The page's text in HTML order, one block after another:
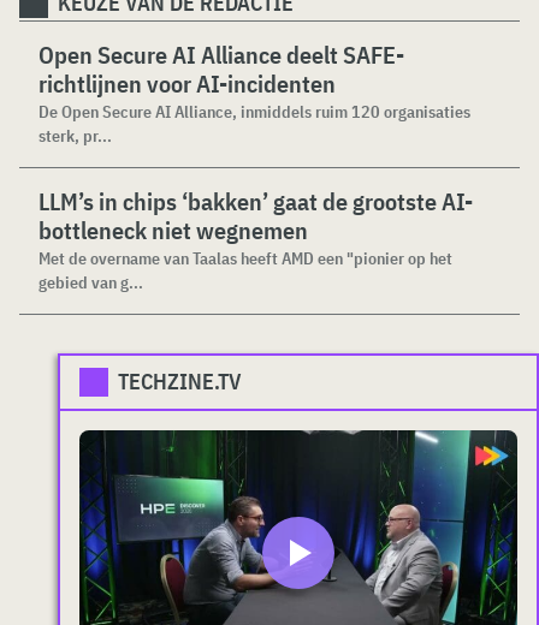
Open Secure AI Alliance deelt SAFE-
richtlijnen voor AI-incidenten
De Open Secure AI Alliance, inmiddels ruim 120 organisaties
sterk, pr...
LLM’s in chips ‘bakken’ gaat de grootste AI-
bottleneck niet wegnemen
Met de overname van Taalas heeft AMD een "pionier op het
gebied van g...
TECHZINE.TV